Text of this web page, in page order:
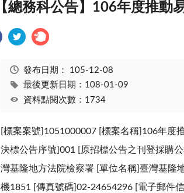
【總務科公告】106年度推動
發布日期： 105-12-08
最後更新日期：108-01-09
資料點閱次數：1734
[標案案號]1051000007 [標案名稱]106年度
決標公告序號]001 [原招標公告之刊登採購
灣基隆地方法院檢察署 [單位名稱]臺灣基隆
機1851 [傳真號碼]02-24654296 [電子郵件